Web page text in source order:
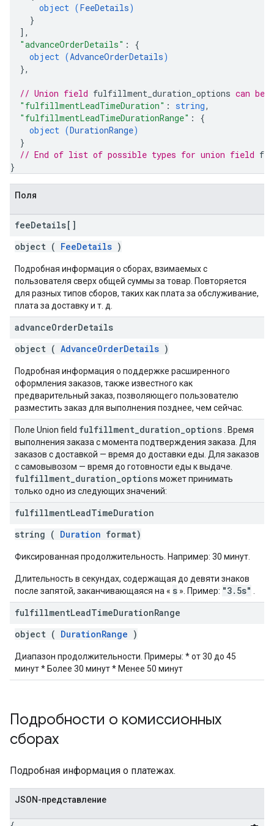
object (FeeDetails)
}
] ,
"advanceOrderDetails" : {
object (AdvanceOrderDetails)
},
// Union field fulfillment_duration_options can be
"fulfillmentLeadTimeDuration" : string,
"fulfillmentLeadTimeDurationRange" : {
object (DurationRange)
}
// End of list of possible types for union field
}
Поля
feeDetails[]
object ( FeeDetails )
Подробная информация о сборах, взимаемых с
пользователя сверх общей суммы за товар. Повторяется
для разных типов сборов, таких как плата за обслуживание,
плата за доставку и т. д.
advanceOrderDetails
object ( AdvanceOrderDetails )
Подробная информация о поддержке расширенного
оформления заказов, также известного как
предварительный заказ, позволяющего пользователю
разместить заказ для выполнения позднее, чем сейчас.
Поле Union field fulfillment duration options . Время
выполнения заказа с момента подтверждения заказа. Для
заказов с доставкой — время до доставки еды. Для заказов
с самовывозом — время до готовности еды к выдаче.
fulfillment duration optionsможет принимать
только одно из следующих значений:
fulfillmentLeadTimeDuration
string ( Duration format)
Фиксированная продолжительность. Например: 30 минут.
Длительность в секундах, содержащая до девяти знаков
после запятой, заканчивающаяся на « s ». Пример: "3.5s"
fulfillmentLeadTimeDurationRange
object ( DurationRange )
Диапазон продолжительности. Примеры: * от 30 до 45
минут * Более 30 минут * Менее 50 минут
Подробности о комиссионных
сборах
Подробная информация о платежах.
JSON-представление